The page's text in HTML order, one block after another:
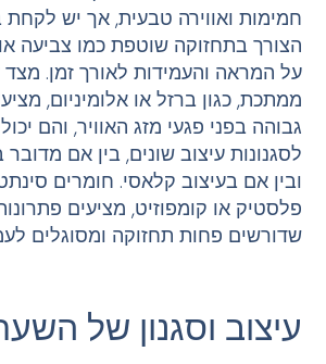
חמימות ואווירה טבעית, אך יש לקחת
הצורך בתחזוקה שוטפת כמו צביעה
על המראה והעמידות לאורך זמן. מצד
ממתכת, כגון ברזל או אלומיניום,
גבוהה בפני פגעי מזג האוויר, והם
לסגנונות עיצוב שונים, בין אם מדובר
ובין אם בעיצוב קלאסי. חומרים
פלסטיק או קומפוזיט, מציעים
שדורשים פחות תחזוקה ומסוגלים
עיצוב וסגנון של